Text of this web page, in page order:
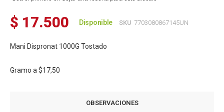
$ 17.500 Disponible SKU 7703080867145UN
Mani Dispronat 1000G Tostado
Gramo a $17,50
OBSERVACIONES